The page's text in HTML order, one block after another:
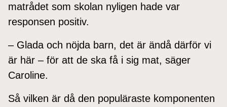
matrådet som skolan nyligen hade var
responsen positiv.
– Glada och nöjda barn, det är ändå därför vi
är här – för att de ska få i sig mat, säger
Caroline.
Så vilken är då den populäraste komponenten